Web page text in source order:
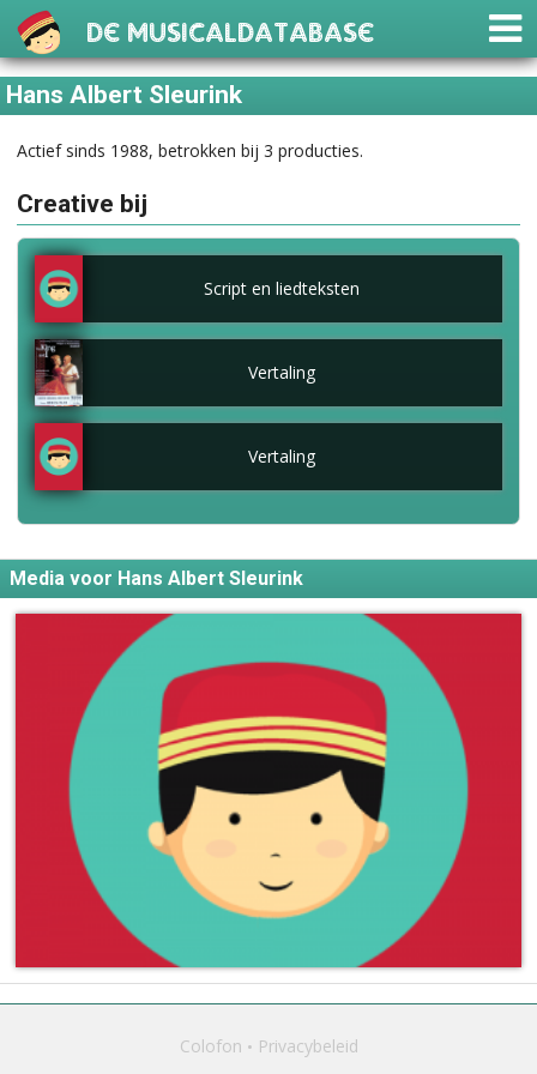
De Musicaldatabase
Hans Albert Sleurink
Actief sinds 1988, betrokken bij 3 producties.
Creative bij
Script en liedteksten
Vertaling
Vertaling
Media voor Hans Albert Sleurink
Colofon Privacybeleid